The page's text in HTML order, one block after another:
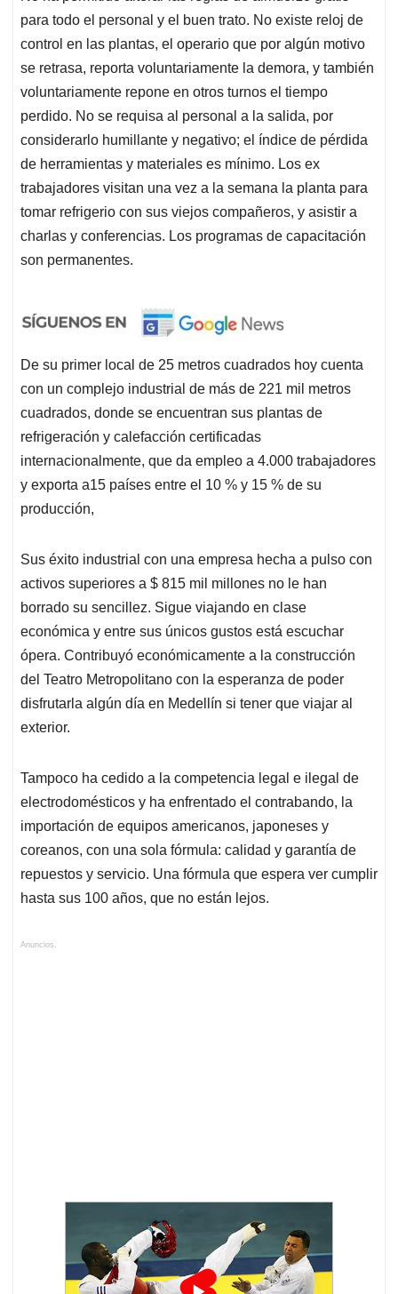
para todo el personal y el buen trato. No existe reloj de
control en las plantas, el operario que por algún motivo
se retrasa, reporta voluntariamente la demora, y también
voluntariamente repone en otros turnos el tiempo
perdido. No se requisa al personal a la salida, por
considerarlo humillante y negativo; el índice de pérdida
de herramientas y materiales es mínimo. Los ex
trabajadores visitan una vez a la semana la planta para
tomar refrigerio con sus viejos compañeros, y asistir a
charlas y conferencias. Los programas de capacitación
son permanentes.
De su primer local de 25 metros cuadrados hoy cuenta
con un complejo industrial de más de 221 mil metros
cuadrados, donde se encuentran sus plantas de
refrigeración y calefacción certificadas
internacionalmente, que da empleo a 4.000 trabajadores
y exporta a15 países entre el 10 % y 15 % de su
producción,
Sus éxito industrial con una empresa hecha a pulso con
activos superiores a $ 815 mil millones no le han
borrado su sencillez. Sigue viajando en clase
económica y entre sus únicos gustos está escuchar
ópera. Contribuyó económicamente a la construcción
del Teatro Metropolitano con la esperanza de poder
disfrutarla algún día en Medellín si tener que viajar al
exterior.
Tampoco ha cedido a la competencia legal e ilegal de
electrodomésticos y ha enfrentado el contrabando, la
importación de equipos americanos, japoneses y
coreanos, con una sola fórmula: calidad y garantía de
repuestos y servicio. Una fórmula que espera ver cumplir
hasta sus 100 años, que no están lejos.
Anuncios.